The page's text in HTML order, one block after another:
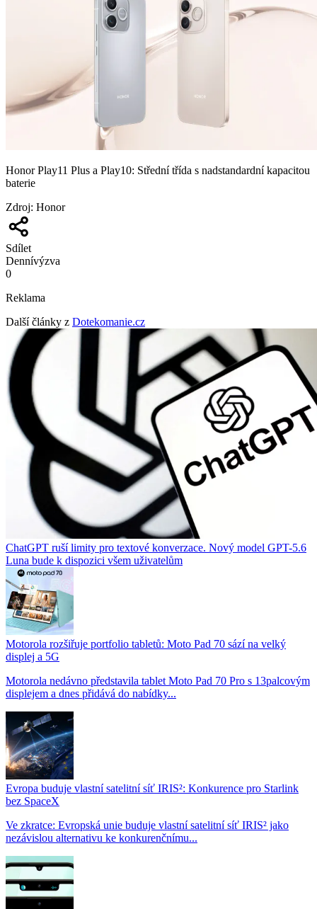
Honor Play11 Plus a Play10: Střední třída s nadstandardní kapacitou
baterie
Zdroj: Honor
Sdílet
Dennívýzva
0
Reklama
Další články z Dotekomanie.cz
ChatGPT ruší limity pro textové konverzace. Nový model GPT-5.6
Luna bude k dispozici všem uživatelům
Motorola rozšiřuje portfolio tabletů: Moto Pad 70 sází na velký
displej a 5G
Motorola nedávno představila tablet Moto Pad 70 Pro s 13palcovým
displejem a dnes přidává do nabídky...
Evropa buduje vlastní satelitní síť IRIS²: Konkurence pro Starlink
bez SpaceX
Ve zkratce: Evropská unie buduje vlastní satelitní síť IRIS² jako
nezávislou alternativu ke konkurenčnímu...